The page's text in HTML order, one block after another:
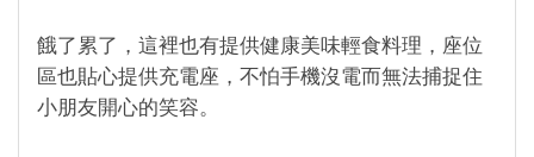
餓了累了，這裡也有提供健康美味輕食料理，座位
區也貼心提供充電座，不怕手機沒電而無法捕捉住
小朋友開心的笑容。